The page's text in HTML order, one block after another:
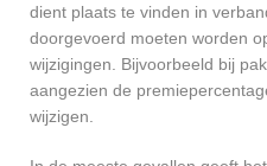
dient plaats te vinden in
doorgevoerd moeten worden
wijzigingen. Bijvoorbeeld bij
aangezien de
wijzigen.